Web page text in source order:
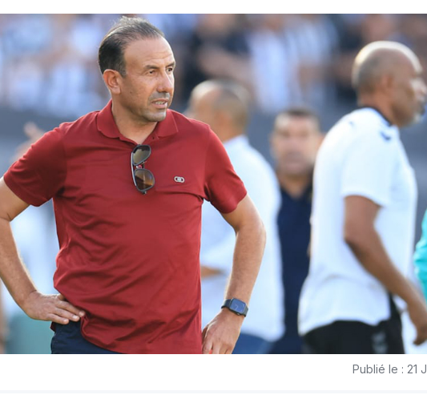
Publié le : 21